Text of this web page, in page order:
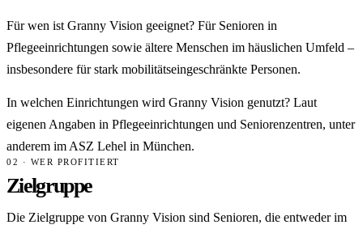
Für wen ist Granny Vision geeignet? Für Senioren in
Pflegeeinrichtungen sowie ältere Menschen im häuslichen Umfeld –
insbesondere für stark mobilitätseingeschränkte Personen.
In welchen Einrichtungen wird Granny Vision genutzt? Laut
eigenen Angaben in Pflegeeinrichtungen und Seniorenzentren, unter
anderem im ASZ Lehel in München.
02 · WER PROFITIERT
Zielgruppe
Die Zielgruppe von Granny Vision sind Senioren, die entweder im